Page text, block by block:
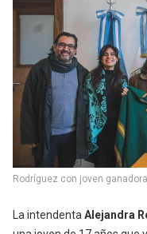
Rodríguez con joven
La intendentaAlejandra